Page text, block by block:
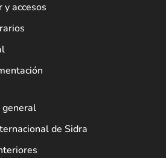
y accesos
general
de Sidra